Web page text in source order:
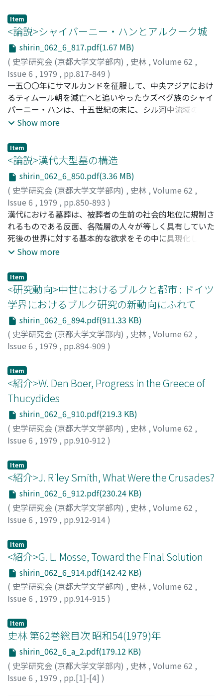
方の収取の実態を明らかにし、あわせて上久世農民各層の
動向をさぐろうとしたものである。まず、同帳の作成者・
作成時、目的を検討し、同帳の性格を明らかにした。次い
で、収取の分析により、東寺支配の衰退を見、一方で武家
給人支配がほぼその実をあげているのを見た。武家給人の
収取は、荘園領主の本年貢・公事と名主得分を一括して把
握しており、独自の収取形態を生んでいた。また、算用帳
作成者である寒川氏と侍衆・百姓との関係の諸側面が、算
用帳の中で散見された。
Item
<論説>シャイバーニー・ハンとアルクーク城
shirin_062_6_817.pdf(1.67 MB)
( 史学研究会 (京都大学文学部内) , 史林 , Volume 62 ,
Issue 6 , 1979 , pp.817-849 )
堀川, 徹;Horikawa, Toru;ホリカワ, トオル
一五〇〇年にサマルカンドを征服して、中央アジアにおけ
るティムール朝を滅亡へと追いやったウズベグ族のシャイ
パーニー・ハンは、十五世紀の末に、シル河中流域のトゥ
ルキスタンと呼ばれる地域のほぼ全域を支配下に入れるこ
的・軍事的・政治的・宗教的重要性によって説明される。
本稿で取上げるアルクーク城は、トゥルキスタン地方の西
端に位置する小城塞にすぎなかったが、シャイバーニーの
トゥルキスタン征服に果した役割は大きく、史料中でマホ
メットにとってのメディナと対比される理由はそこに存在
する。またアルクーク城の性格は、東西交渉路の中間地点
としての商業的意義を重視することによっては捉えられ
ず、遊牧勢力との関係を強調することによって初めて浮き
彫りにすることができるのである。
Show more
Item
<論説>漢代大型墓の構造
shirin_062_6_850.pdf(3.36 MB)
( 史学研究会 (京都大学文学部内) , 史林 , Volume 62 ,
Issue 6 , 1979 , pp.850-893 )
西村, 俊範;Nishimura, Toshinori;ニシムラ, トシノリ
漢代における墓葬は、被葬者の生前の社会的地位に規制さ
れるものである反面、各階層の人々が等しく具有していた
死後の世界に対する基本的な欲求をその中に具現化したも
のであるとも考えられる。本稿では漢代の墓葬の中から特
掘例の両面から探り、その王陵としての歴史的変遷の中に
占める位置を考察した。その上で、皇帝陵と劉氏一族も含
めたその他の大型墓葬との関係を追求して、漢代における
政治的秩序維持の問題を考察した。漢代の大型墓は、戦国
伝統の竪穴式木槨墓と皇帝の墓葬としての黄腸題湊を有す
る横穴式墓葬の系譜を引く各種横穴式墓葬、横穴式の多室
磚墓の三群に大別して捉えられ、その関係は大きく三時期
題湊を有する横穴式墓葬 (題湊系横穴式墓葬) の採用と大
型墓におけるその下賜と理念的模倣、並びに竪穴式木槨墓
の併存、東漢前半期における中・小型墓においての題湊系
横穴式墓葬の墓室構造プランの模倣・部分的模倣の流行、
東漢後半期における大型多室磚墓群の成立と大型墓におけ
る題湊系横穴式墓葬の模倣の衰退がこれである。各時期に
おけるこれら三群の墓葬の関係は、西漢・東漢を通じての
ることが最も妥当と考えられるのである。
Show more
Item
<研究動向>中世におけるブルクと都市 : ドイツ
学界におけるブルク研究の新動向にふれて
shirin_062_6_894.pdf(911.33 KB)
( 史学研究会 (京都大学文学部内) , 史林 , Volume 62 ,
Issue 6 , 1979 , pp.894-909 )
Item
<紹介>W. Den Boer, Progress in the Greece of
Thucydides
shirin_062_6_910.pdf(219.3 KB)
( 史学研究会 (京都大学文学部内) , 史林 , Volume 62 ,
Issue 6 , 1979 , pp.910-912 )
Item
<紹介>J. Riley Smith, What Were the Crusades?
shirin_062_6_912.pdf(230.24 KB)
( 史学研究会 (京都大学文学部内) , 史林 , Volume 62 ,
Issue 6 , 1979 , pp.912-914)
Item
<紹介>G. L. Mosse, Toward the Final Solution
shirin_062_6_914.pdf(142.42 KB)
( 史学研究会 (京都大学文学部内) , 史林 , Volume 62 ,
Issue 6 , 1979 , pp.914-915 )
Item
史林 第62巻総目次 昭和54(1979)年
shirin_062_6_a_2.pdf(179.12 KB)
( 史学研究会 (京都大学文学部内) , 史林 , Volume 62 ,
Issue 6 , 1979 , pp.[1]-[4] )